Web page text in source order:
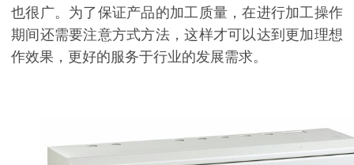
也很广。为了保证产品的加工质量，在进行加工操作
期间还需要注意方式方法，这样才可以达到更加理想
作效果，更好的服务于行业的发展需求。